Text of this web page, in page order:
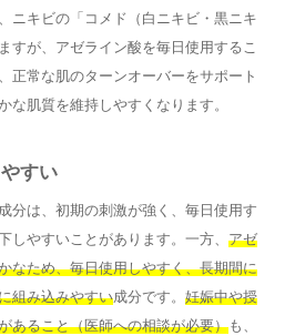
ニキビの「コメド（白ニキビ・黒ニキ
すが、アゼライン酸を毎日使用するこ
正常な肌のターンオーバーをサポート
な肌質を維持しやすくなります。
すい
分は、初期の刺激が強く、毎日使用す
しやすいことがあります。一方、 アゼ
なため、毎日使用しやすく、長期間に
組み込みやすい成分です。 妊娠中や授
あること（医師への相談が必要）も、